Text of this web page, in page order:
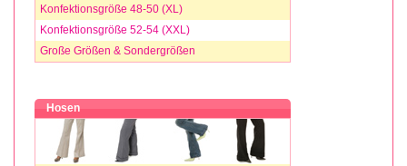
Konfektionsgröße 48-50 (XL)
Konfektionsgröße 52-54 (XXL)
Große Größen & Sondergrößen
Hosen